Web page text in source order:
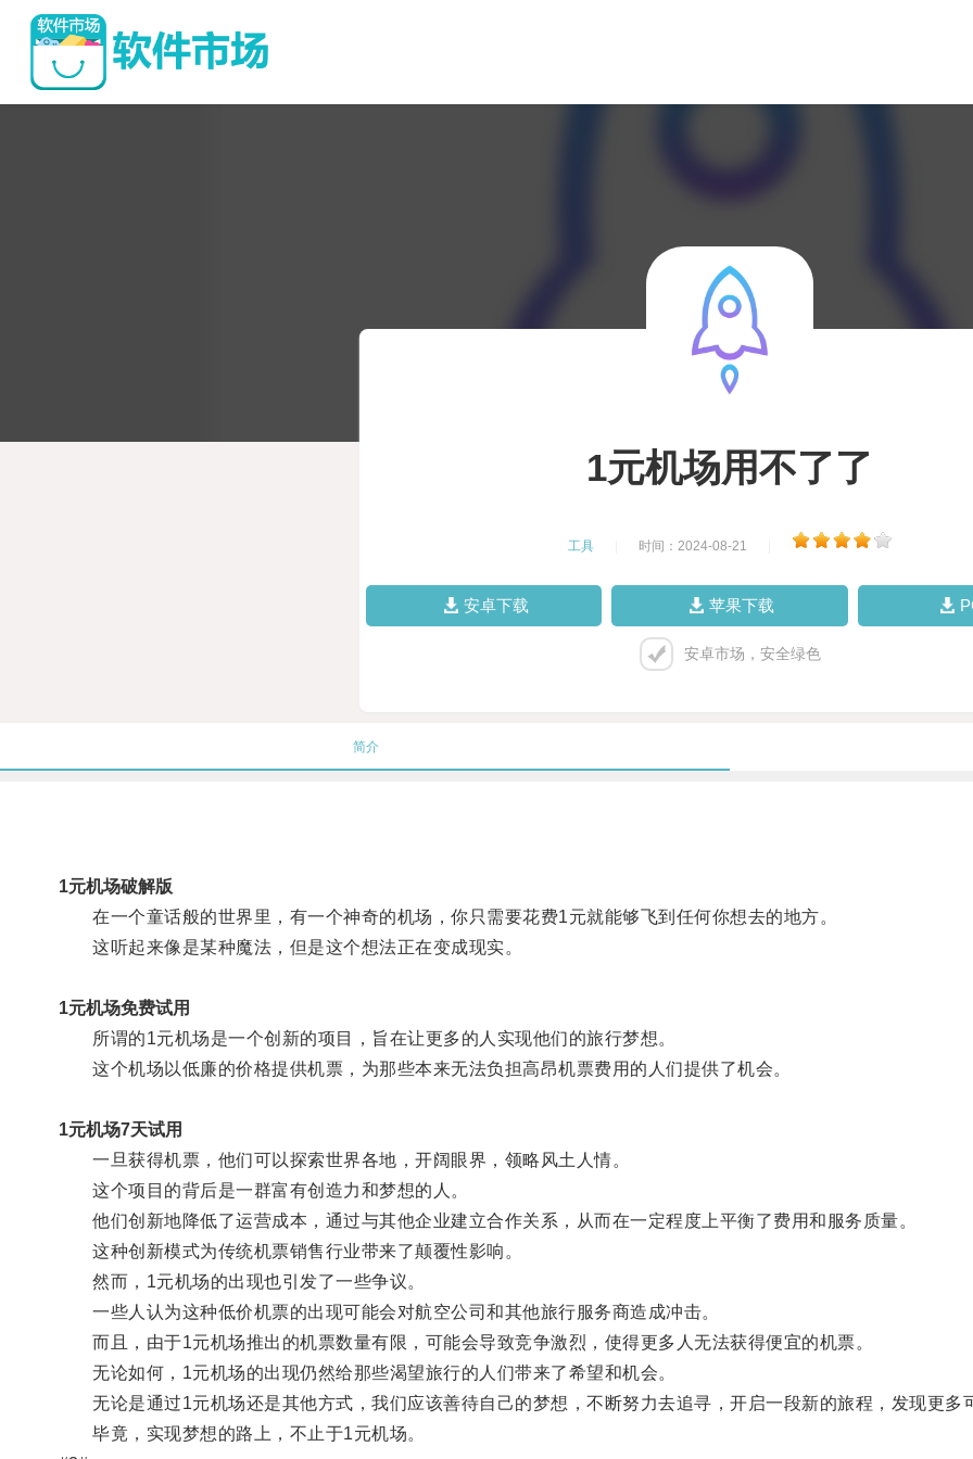
1元机场用不了了
工具 时间：2024-08-21
安卓下载 苹果下载
安卓市场，安全绿色
简介
1元机场破解版
在一个童话般的世界里，有一个神奇的机场，你只需要花费1元就能够飞到任何你想去的地方。
这听起来像是某种魔法，但是这个想法正在变成现实。
1元机场免费试用
所谓的1元机场是一个创新的项目，旨在让更多的人实现他们的旅行梦想。
这个机场以低廉的价格提供机票，为那些本来无法负担高昂机票费用的人们提供了机会。
1元机场7天试用
一旦获得机票，他们可以探索世界各地，开阔眼界，领略风土人情。
这个项目的背后是一群富有创造力和梦想的人。
他们创新地降低了运营成本，通过与其他企业建立合作关系，从而在一定程度上平衡了费用和服务质量。
这种创新模式为传统机票销售行业带来了颠覆性影响。
然而，1元机场的出现也引发了一些争议。
一些人认为这种低价机票的出现可能会对航空公司和其他旅行服务商造成冲击。
而且，由于1元机场推出的机票数量有限，可能会导致竞争激烈，使得更多人无法获得便宜的机票。
无论如何，1元机场的出现仍然给那些渴望旅行的人们带来了希望和机会。
无论是通过1元机场还是其他方式，我们应该善待自己的梦想，不断努力去追寻，开启一段新的旅程，发现更多
毕竟，实现梦想的路上，不止于1元机场。